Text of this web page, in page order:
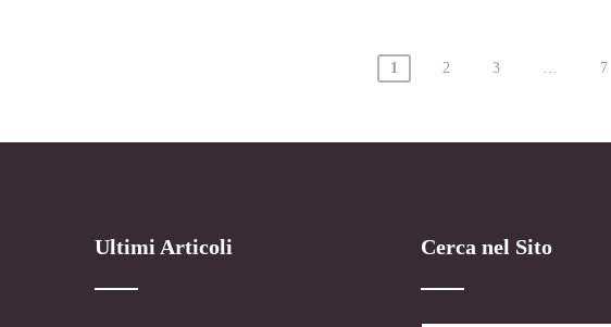
1 2 3 7
Ultimi Articoli Cerca nel Sito